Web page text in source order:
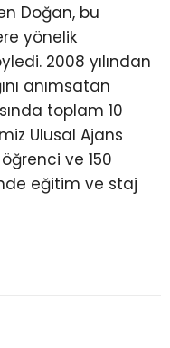
Doğan, bu
yönelik
2008 yılından
anımsatan
toplam 10
Ulusal Ajans
ve 150
eğitim ve staj